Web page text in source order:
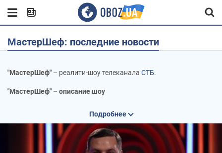
МастерШеф: последние новости
"МастерШеф" – реалити-шоу телеканала СТБ.
"МастерШеф" – описание шоу
Проект телеканала СТБ, "МастерШеф" является адаптацией
одноименной британской телепрограммы.
Суть "МастерШефа" проста –двадцать участников
соревнуются между собой, демонстрируя свои кулинарные
Подробнее